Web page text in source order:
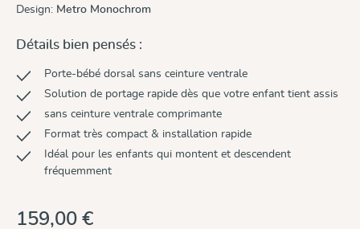
Design: Metro Monochrom
Détails bien pensés :
Porte-bébé dorsal sans ceinture ventrale
Solution de portage rapide dès que votre enfant tient assis
sans ceinture ventrale comprimante
Format très compact & installation rapide
Idéal pour les enfants qui montent et descendent
fréquemment
159,00 €